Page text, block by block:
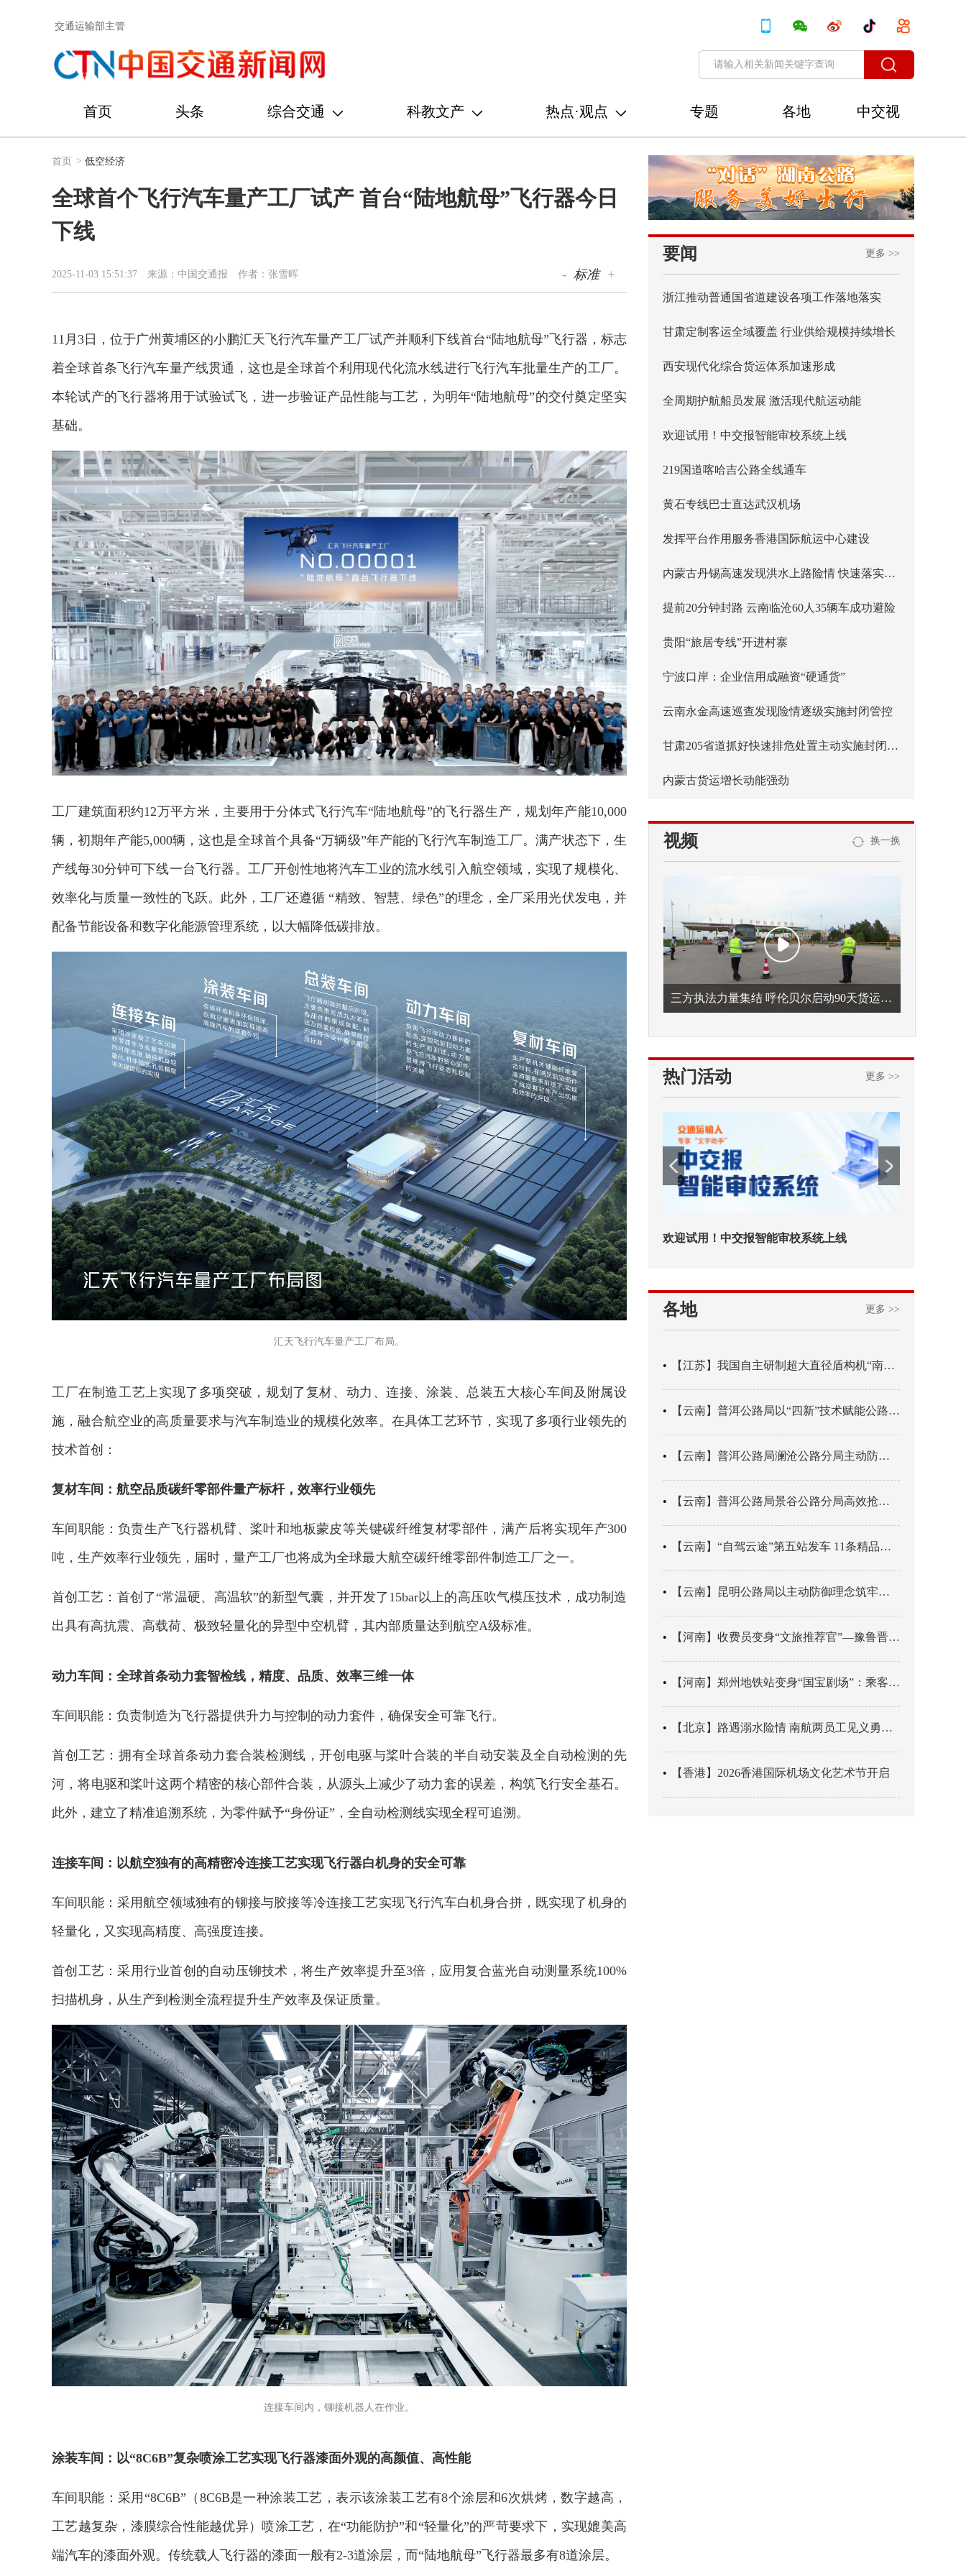
交通运输部主管
首页 头条 综合交通 科教文产 热点·观点 专题 各地
中交视
讯
首页 > 低空经济
全球首个飞行汽车量产工厂试产 首台“陆地航母”飞行器今日
下线
2025-11-03 15:51:37 来源：中国交通报 作者：张雪晖 - 标准 +
11月3日，位于广州黄埔区的小鹏汇天飞行汽车量产工厂试产并顺利下线首台“陆地航母”飞行器，标志
着全球首条飞行汽车量产线贯通，这也是全球首个利用现代化流水线进行飞行汽车批量生产的工厂。
本轮试产的飞行器将用于试验试飞，进一步验证产品性能与工艺，为明年“陆地航母”的交付奠定坚实
基础。
工厂建筑面积约12万平方米，主要用于分体式飞行汽车“陆地航母”的飞行器生产，规划年产能10,000
辆，初期年产能5,000辆，这也是全球首个具备“万辆级”年产能的飞行汽车制造工厂。满产状态下，生
产线每30分钟可下线一台飞行器。工厂开创性地将汽车工业的流水线引入航空领域，实现了规模化、
效率化与质量一致性的飞跃。此外，工厂还遵循 “精致、智慧、绿色”的理念，全厂采用光伏发电，并
配备节能设备和数字化能源管理系统，以大幅降低碳排放。
汇天飞行汽车量产工厂布局。
工厂在制造工艺上实现了多项突破，规划了复材、动力、连接、涂装、总装五大核心车间及附属设
施，融合航空业的高质量要求与汽车制造业的规模化效率。在具体工艺环节，实现了多项行业领先的
技术首创：
复材车间：航空品质碳纤零部件量产标杆，效率行业领先
车间职能：负责生产飞行器机臂、桨叶和地板蒙皮等关键碳纤维复材零部件，满产后将实现年产300
吨，生产效率行业领先，届时，量产工厂也将成为全球最大航空碳纤维零部件制造工厂之一。
首创工艺：首创了“常温硬、高温软”的新型气囊，并开发了15bar以上的高压吹气模压技术，成功制造
出具有高抗震、高载荷、极致轻量化的异型中空机臂，其内部质量达到航空A级标准。
动力车间：全球首条动力套智检线，精度、品质、效率三维一体
车间职能：负责制造为飞行器提供升力与控制的动力套件，确保安全可靠飞行。
首创工艺：拥有全球首条动力套合装检测线，开创电驱与桨叶合装的半自动安装及全自动检测的先
河，将电驱和桨叶这两个精密的核心部件合装，从源头上减少了动力套的误差，构筑飞行安全基石。
此外，建立了精准追溯系统，为零件赋予“身份证”，全自动检测线实现全程可追溯。
连接车间：以航空独有的高精密冷连接工艺实现飞行器白机身的安全可靠
车间职能：采用航空领域独有的铆接与胶接等冷连接工艺实现飞行汽车白机身合拼，既实现了机身的
轻量化，又实现高精度、高强度连接。
首创工艺：采用行业首创的自动压铆技术，将生产效率提升至3倍，应用复合蓝光自动测量系统100%
扫描机身，从生产到检测全流程提升生产效率及保证质量。
连接车间内，铆接机器人在作业。
涂装车间：以“8C6B”复杂喷涂工艺实现飞行器漆面外观的高颜值、高性能
车间职能：采用“8C6B”（8C6B是一种涂装工艺，表示该涂装工艺有8个涂层和6次烘烤，数字越高，
工艺越复杂，漆膜综合性能越优异）喷涂工艺，在“功能防护”和“轻量化”的严苛要求下，实现媲美高
端汽车的漆面外观。传统载人飞行器的漆面一般有2-3道涂层，而“陆地航母”飞行器最多有8道涂层。
要闻 更多 >>
浙江推动普通国省道建设各项工作落地落实
甘肃定制客运全域覆盖 行业供给规模持续增长
西安现代化综合货运体系加速形成
全周期护航船员发展 激活现代航运动能
欢迎试用！中交报智能审校系统上线
219国道喀哈吉公路全线通车
黄石专线巴士直达武汉机场
发挥平台作用服务香港国际航运中心建设
内蒙古丹锡高速发现洪水上路险情 快速落实主线封闭管控
提前20分钟封路 云南临沧60人35辆车成功避险
贵阳“旅居专线”开进村寨
宁波口岸：企业信用成融资“硬通货”
云南永金高速巡查发现险情逐级实施封闭管控
甘肃205省道抓好快速排危处置主动实施封闭管控
内蒙古货运增长动能强劲
视频 换一换
三方执法力量集结 呼伦贝尔启动90天货运车辆违法专项整治
热门活动 更多 >>
2026年中国航海日论坛 交通运输执法“我是大队长”主题活动 欢迎试用！中交报智能审校系统上线
各地 更多 >>
【江苏】我国自主研制超大直径盾构机“南湖号”在常熟下线
【云南】普洱公路局以“四新”技术赋能公路养护
【云南】普洱公路局澜沧公路分局主动防御成功处置214国道山体崩塌险情
【云南】普洱公路局景谷公路分局高效抢通紧急送医村路
【云南】“自驾云途”第五站发车 11条精品线路串起全域风光
【云南】昆明公路局以主动防御理念筑牢汛期安全防线
【河南】收费员变身“文旅推荐官”—豫鲁晋四地市交旅融合让游客一下高速就“入戏”
【河南】郑州地铁站变身“国宝剧场”：乘客刚出车厢，就“入戏”千年
【北京】路遇溺水险情 南航两员工见义勇为科学施救
【香港】2026香港国际机场文化艺术节开启